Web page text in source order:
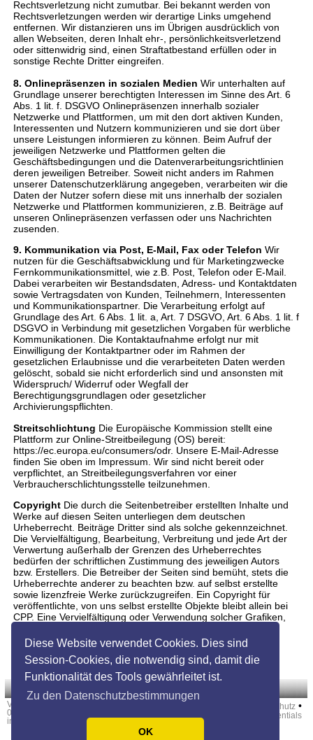
Diese Website verwendet Cookies. Dies sind
Session-Cookies, die notwendig sind, damit die
Funktionalität des Tools gewährleitet ist.
Zu den Datenschutzbestimmungen
OK
Rechtsverletzung nicht zumutbar. Bei bekannt werden von
Rechtsverletzungen werden wir derartige Links umgehend
entfernen. Wir distanzieren uns im Übrigen ausdrücklich von
allen Webseiten, deren Inhalt ehr-, persönlichkeitsverletzend
oder sittenwidrig sind, einen Straftatbestand erfüllen oder in
sonstige Rechte Dritter eingreifen.
8. Onlinepräsenzen in sozialen Medien Wir unterhalten auf
Grundlage unserer berechtigten Interessen im Sinne des Art. 6
Abs. 1 lit. f. DSGVO Onlinepräsenzen innerhalb sozialer
Netzwerke und Plattformen, um mit den dort aktiven Kunden,
Interessenten und Nutzern kommunizieren und sie dort über
unsere Leistungen informieren zu können. Beim Aufruf der
jeweiligen Netzwerke und Plattformen gelten die
Geschäftsbedingungen und die Datenverarbeitungsrichtlinien
deren jeweiligen Betreiber. Soweit nicht anders im Rahmen
unserer Datenschutzerklärung angegeben, verarbeiten wir die
Daten der Nutzer sofern diese mit uns innerhalb der sozialen
Netzwerke und Plattformen kommunizieren, z.B. Beiträge auf
unseren Onlinepräsenzen verfassen oder uns Nachrichten
zusenden.
9. Kommunikation via Post, E-Mail, Fax oder Telefon Wir
nutzen für die Geschäftsabwicklung und für Marketingzwecke
Fernkommunikationsmittel, wie z.B. Post, Telefon oder E-Mail.
Dabei verarbeiten wir Bestandsdaten, Adress- und Kontaktdaten
sowie Vertragsdaten von Kunden, Teilnehmern, Interessenten
und Kommunikationspartner. Die Verarbeitung erfolgt auf
Grundlage des Art. 6 Abs. 1 lit. a, Art. 7 DSGVO, Art. 6 Abs. 1 lit. f
DSGVO in Verbindung mit gesetzlichen Vorgaben für werbliche
Kommunikationen. Die Kontaktaufnahme erfolgt nur mit
Einwilligung der Kontaktpartner oder im Rahmen der
gesetzlichen Erlaubnisse und die verarbeiteten Daten werden
gelöscht, sobald sie nicht erforderlich sind und ansonsten mit
Widerspruch/ Widerruf oder Wegfall der
Berechtigungsgrundlagen oder gesetzlicher
Archivierungspflichten.
Streitschlichtung Die Europäische Kommission stellt eine
Plattform zur Online-Streitbeilegung (OS) bereit:
https://ec.europa.eu/consumers/odr. Unsere E-Mail-Adresse
finden Sie oben im Impressum. Wir sind nicht bereit oder
verpflichtet, an Streitbeilegungsverfahren vor einer
Verbraucherschlichtungsstelle teilzunehmen.
CopyrightDie durch die Seitenbetreiber erstellten Inhalte und
Werke auf diesen Seiten unterliegen dem deutschen
Urheberrecht. Beiträge Dritter sind als solche gekennzeichnet.
Die Vervielfältigung, Bearbeitung, Verbreitung und jede Art der
Verwertung außerhalb der Grenzen des Urheberrechtes
bedürfen der schriftlichen Zustimmung des jeweiligen Autors
bzw. Erstellers. Die Betreiber der Seiten sind bemüht, stets die
Urheberrechte anderer zu beachten bzw. auf selbst erstellte
sowie lizenzfreie Werke zurückzugreifen. Ein Copyright für
veröffentlichte, von uns selbst erstellte Objekte bleibt allein bei
CPP. Eine Vervielfältigung oder Verwendung solcher Grafiken,
elektronischen oder gedruckten Publikationen ist ohne
ausdrückliche Zustimmung des Autors nicht gestattet.
Version:
01.03.2504301
info@360golfzone.de
Datenschutz •
Credentials